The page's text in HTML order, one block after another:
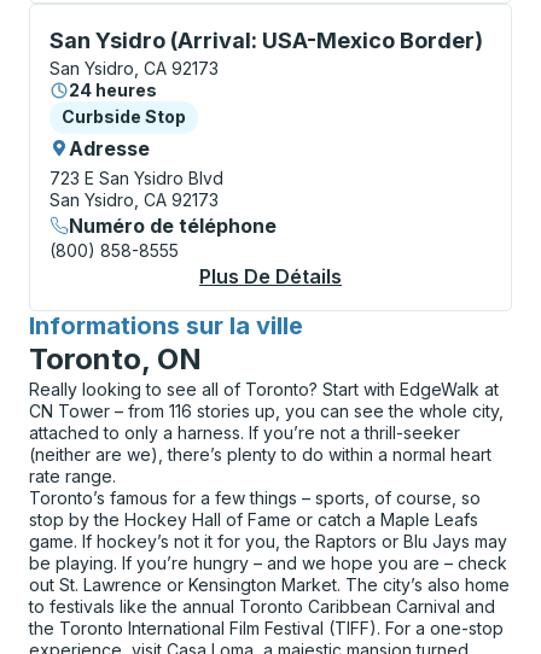
San Ysidro (Arrival: USA-Mexico Border)
Curbside Stop, utilisez les touches fléchées ou la
San Ysidro, CA 92173
24 heures
Curbside Stop
Curbside Stop
Adresse
723 E San Ysidro Blvd
San Ysidro, CA 92173
Numéro de téléphone
(800) 858-8555
Plus De Détails
Informations sur la ville
pour
Toronto, ON
Really looking to see all of Toronto? Start with EdgeWalk at
CN Tower – from 116 stories up, you can see the whole city,
attached to only a harness. If you’re not a thrill-seeker
(neither are we), there’s plenty to do within a normal heart
rate range.
Toronto’s famous for a few things – sports, of course, so
stop by the Hockey Hall of Fame or catch a Maple Leafs
game. If hockey’s not it for you, the Raptors or Blu Jays may
be playing. If you’re hungry – and we hope you are – check
out St. Lawrence or Kensington Market. The city’s also home
to festivals like the annual Toronto Caribbean Carnival and
the Toronto International Film Festival (TIFF). For a one-stop